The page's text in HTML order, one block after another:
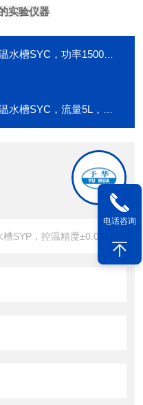
实验仪器
，功率1500W+控温精度±0.01
，控温精度±0.01，水浴容量15L-予华仪器
电话咨询